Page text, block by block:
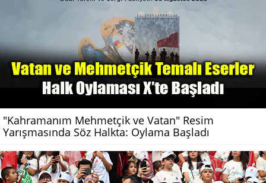
"Kahramanım Mehmetçik ve Vatan" Resim
Yarışmasında Söz Halkta: Oylama Başladı